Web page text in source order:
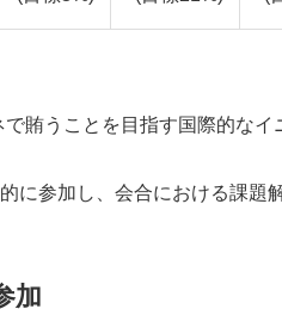
賄うことを目指す国際的なイ
に参加し、会合における課
加